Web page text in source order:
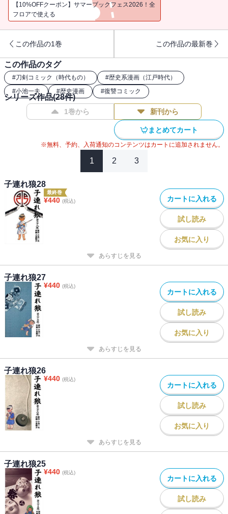
【10%OFFクーポン】サマーブックフェス2026！全
フロアで使える
この作品の1巻 この作品の最新巻
この作品のタグ
#刀剣コミック（時代もの） #歴史系漫画（江戸時代）
#小池一夫 #歴史漫画 #復讐コミック
シリーズ作品(28件)
1巻から 新刊から
まとめてカート
※無料、予約、入荷通知のコンテンツはカートに追加されません。
1 2 3
子連れ狼28
最終巻
¥440 (税込) カートに入れる
試し読み
お気に入り
あらすじを見る
子連れ狼27
¥440 (税込)
カートに入れる
試し読み
お気に入り
あらすじを見る
子連れ狼26
¥440 (税込)
カートに入れる
試し読み
お気に入り
あらすじを見る
子連れ狼25
¥440 (税込)
カートに入れる
試し読み